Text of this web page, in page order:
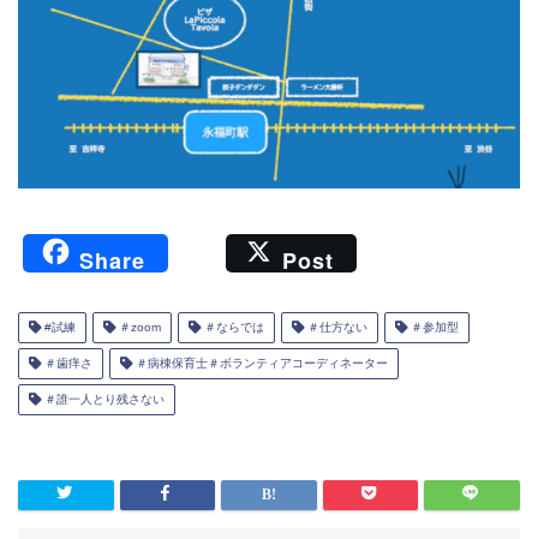
Share
F
c
e
o
k
Post
e
#試練 ＃zoom ＃ならでは ＃仕方ない ＃参加型
＃歯痒さ ＃病棟保育士＃ボランティアコーディネーター
＃誰一人とり残さない